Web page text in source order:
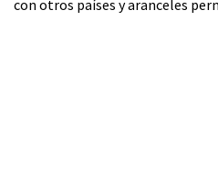
con otros países y aranceles